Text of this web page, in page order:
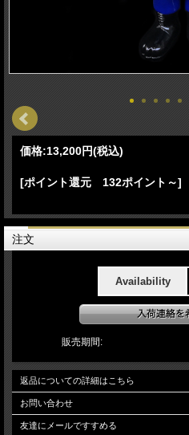
価格:13,200円(税込)
[ポイント還元 132ポイント～]
注文
Availability
販売期間:
返品についての詳細はこちら
お問い合わせ
友達にメールですすめる